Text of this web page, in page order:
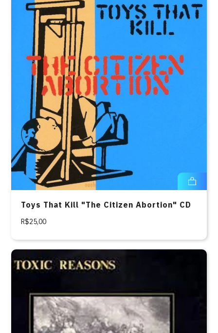
Toys That Kill "The Citizen Abortion" CD
R$25,00